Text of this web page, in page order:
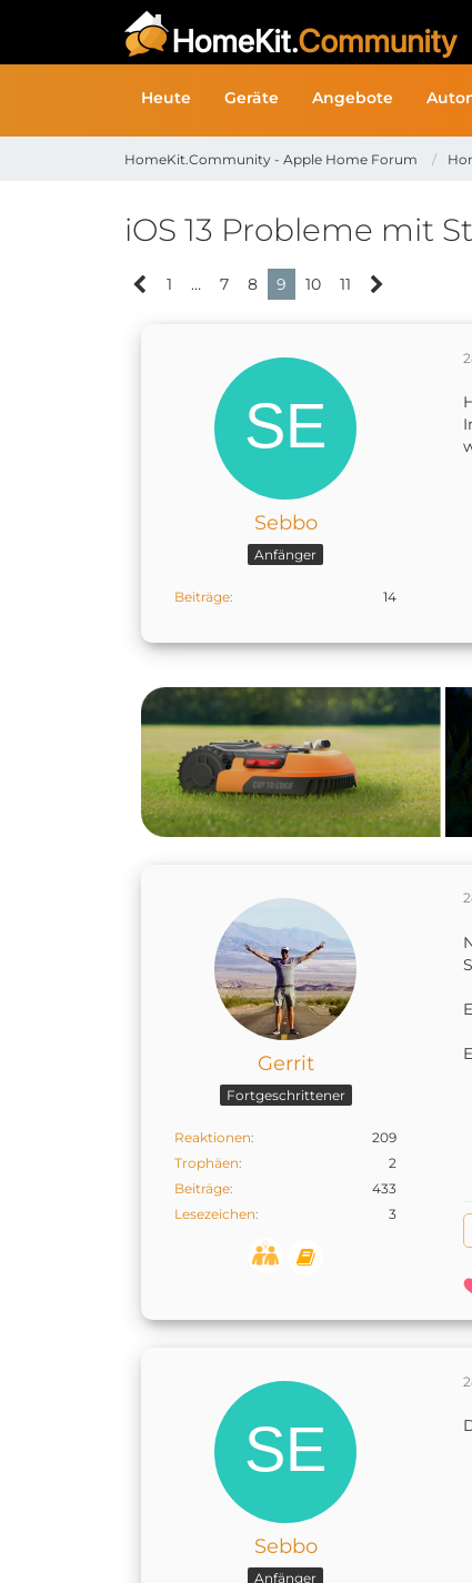
Heute Geräte Angebote
HomeKit.Community - Apple Home Forum
iOS 13 Probleme mit
1 … 7 8 9 10 11
Sebbo
Anfänger
Beiträge 14
Gerrit
Fortgeschrittener
Reaktionen
209
Trophäen
2
Beiträge
433
Lesezeichen
3
Sebbo
Anfänger